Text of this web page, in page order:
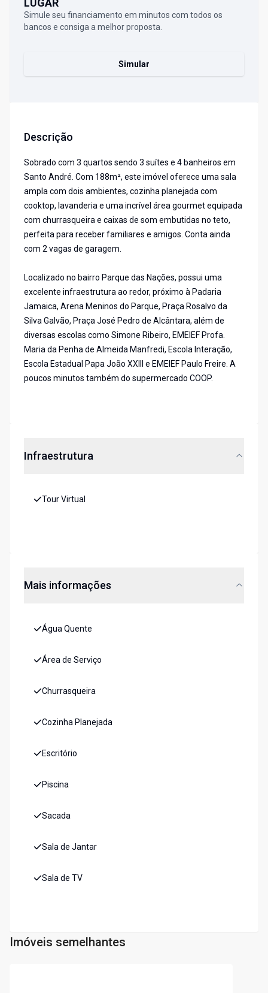
LUGAR
Simule seu financiamento em minutos com todos os
bancos e consiga a melhor proposta.
Simular
Descrição
Sobrado com 3 quartos sendo 3 suítes e 4 banheiros em
Santo André. Com 188m², este imóvel oferece uma sala
ampla com dois ambientes, cozinha planejada com
cooktop, lavanderia e uma incrível área gourmet equipada
com churrasqueira e caixas de som embutidas no teto,
perfeita para receber familiares e amigos. Conta ainda
com 2 vagas de garagem.
Localizado no bairro Parque das Nações, possui uma
excelente infraestrutura ao redor, próximo à Padaria
Jamaica, Arena Meninos do Parque, Praça Rosalvo da
Silva Galvão, Praça José Pedro de Alcântara, além de
diversas escolas como Simone Ribeiro, EMEIEF Profa.
Maria da Penha de Almeida Manfredi, Escola Interação,
Escola Estadual Papa João XXIII e EMEIEF Paulo Freire. A
poucos minutos também do supermercado COOP.
Infraestrutura
Tour Virtual
Mais informações
Água Quente
Área de Serviço
Churrasqueira
Cozinha Planejada
Escritório
Piscina
Sacada
Sala de Jantar
Sala de TV
Imóveis semelhantes